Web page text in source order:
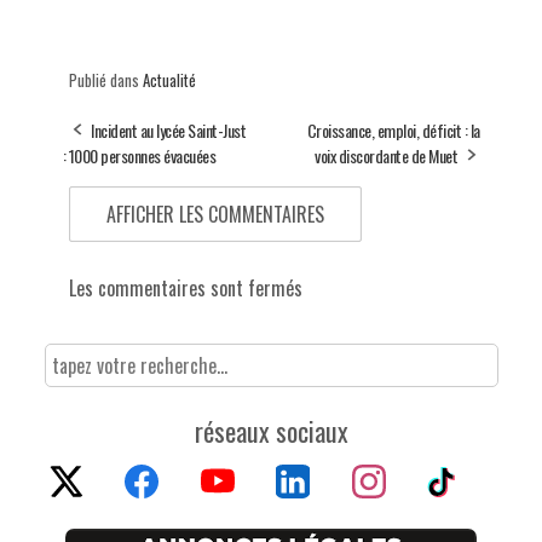
Publié dans Actualité
Incident au lycée Saint-Just
: 1000 personnes évacuées
Croissance, emploi, déficit : la
voix discordante de Muet
AFFICHER LES COMMENTAIRES
Les commentaires sont fermés
réseaux sociaux